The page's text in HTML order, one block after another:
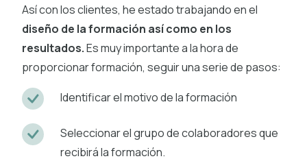
Así con los clientes, he estado trabajando en el
diseño de la formación así como en los
resultados.Es muy importante a la hora de
proporcionar formación, seguir una serie de pasos:
Identificar el motivo de la formación
Seleccionar el grupo de colaboradores que
recibirá la formación.